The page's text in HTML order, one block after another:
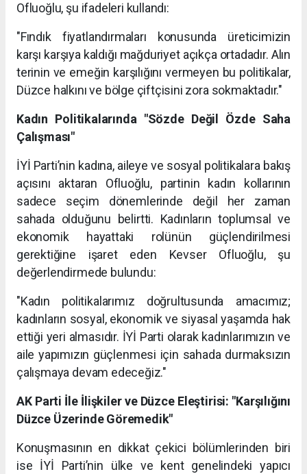
Ofluoğlu, şu ifadeleri kullandı:
"Fındık fiyatlandırmaları konusunda üreticimizin
karşı karşıya kaldığı mağduriyet açıkça ortadadır. Alın
terinin ve emeğin karşılığını vermeyen bu politikalar,
Düzce halkını ve bölge çiftçisini zora sokmaktadır."
Kadın Politikalarında "Sözde Değil Özde Saha
Çalışması"
İYİ Parti’nin kadına, aileye ve sosyal politikalara bakış
açısını aktaran Ofluoğlu, partinin kadın kollarının
sadece seçim dönemlerinde değil her zaman
sahada olduğunu belirtti. Kadınların toplumsal ve
ekonomik hayattaki rolünün güçlendirilmesi
gerektiğine işaret eden Kevser Ofluoğlu, şu
değerlendirmede bulundu:
"Kadın politikalarımız doğrultusunda amacımız;
kadınların sosyal, ekonomik ve siyasal yaşamda hak
ettiği yeri almasıdır. İYİ Parti olarak kadınlarımızın ve
aile yapımızın güçlenmesi için sahada durmaksızın
çalışmaya devam edeceğiz."
AK Parti İle İlişkiler ve Düzce Eleştirisi: "Karşılığını
Düzce Üzerinde Göremedik"
Konuşmasının en dikkat çekici bölümlerinden biri
ise İYİ Parti’nin ülke ve kent genelindeki yapıcı